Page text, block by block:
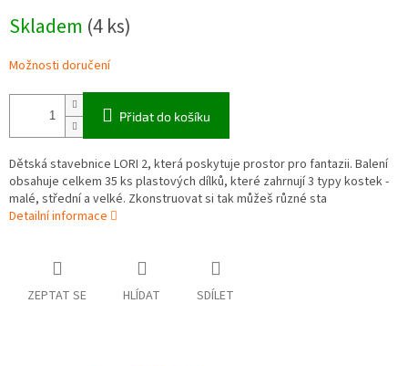
cena:
Skladem (4 ks)
Možnosti doručení
Přidat do košíku
Dětská stavebnice LORI 2, která poskytuje prostor pro fantazii. Balení
obsahuje celkem 35 ks plastových dílků, které zahrnují 3 typy kostek -
malé, střední a velké. Zkonstruovat si tak můžeš různé sta
Detailní informace
ZEPTAT SE HLÍDAT SDÍLET